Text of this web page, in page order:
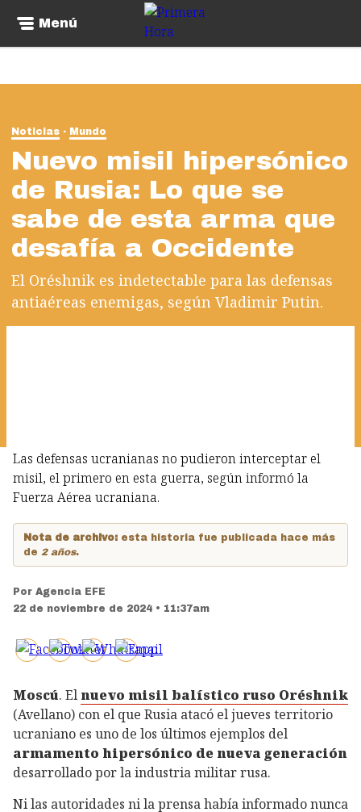
Menú
Noticias Mundo
Nuevo misil hipersónico
de Rusia: Lo que se
sabe de esta arma que
desafía a Occidente
El Oréshnik es indetectable para las defensas
antiaéreas enemigas, según Vladimir Putin.
Las defensas ucranianas no pudieron interceptar el
misil, el primero en esta guerra, según informó la
Fuerza Aérea ucraniana.
Nota de archivo: esta historia fue publicada hace más
de 2 años.
Por Agencia EFE
22 de noviembre de 2024 • 11:37am
Moscú. El nuevo misil balístico ruso Oréshnik
(Avellano) con el que Rusia atacó el jueves territorio
ucraniano es uno de los últimos ejemplos del
armamento hipersónico de nueva generación
desarrollado por la industria militar rusa.
Ni las autoridades ni la prensa había informado nunca